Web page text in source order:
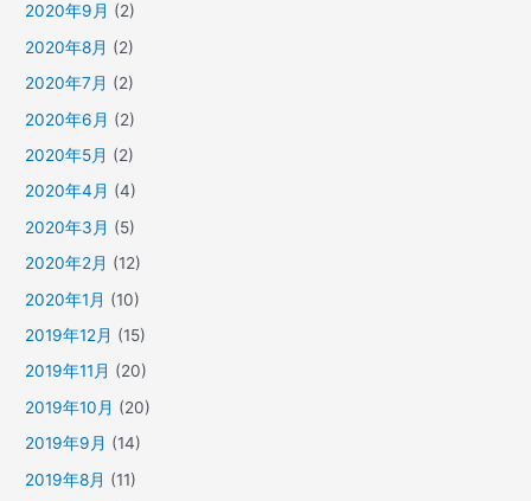
2020年9月 (2)
2020年8月 (2)
2020年7月 (2)
2020年6月 (2)
2020年5月 (2)
2020年4月 (4)
2020年3月 (5)
2020年2月 (12)
2020年1月 (10)
2019年12月 (15)
2019年11月 (20)
2019年10月 (20)
2019年9月 (14)
2019年8月 (11)